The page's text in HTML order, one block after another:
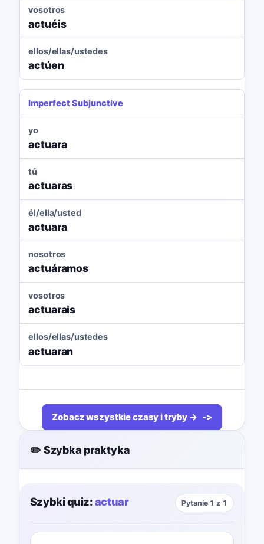
vosotros
actuéis
ellos/ellas/ustedes
actúen
Imperfect Subjunctive
yo
actuara
tú
actuaras
él/ella/usted
actuara
nosotros
actuáramos
vosotros
actuarais
ellos/ellas/ustedes
actuaran
Zobacz wszystkie czasy i tryby →
✏️ Szybka praktyka
Szybki quiz:actuar Pytanie 1 z 1